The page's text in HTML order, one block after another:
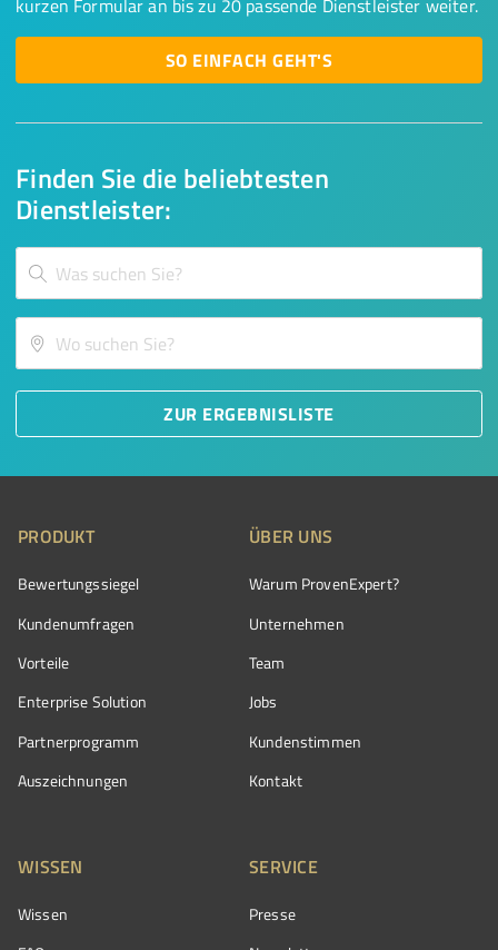
Finden Sie die beliebtesten
Dienstleister:
ZUR ERGEBNISLISTE
kurzen Formular an bis zu 20 passende Dienstleister weiter.
SO EINFACH GEHT'S
PRODUKT
Bewertungssiegel
Kundenumfragen
Vorteile
Enterprise Solution
Partnerprogramm
Auszeichnungen
ÜBER UNS
Warum ProvenExpert?
Unternehmen
Team
Jobs
Kundenstimmen
Kontakt
WISSEN
Wissen
SERVICE
Presse